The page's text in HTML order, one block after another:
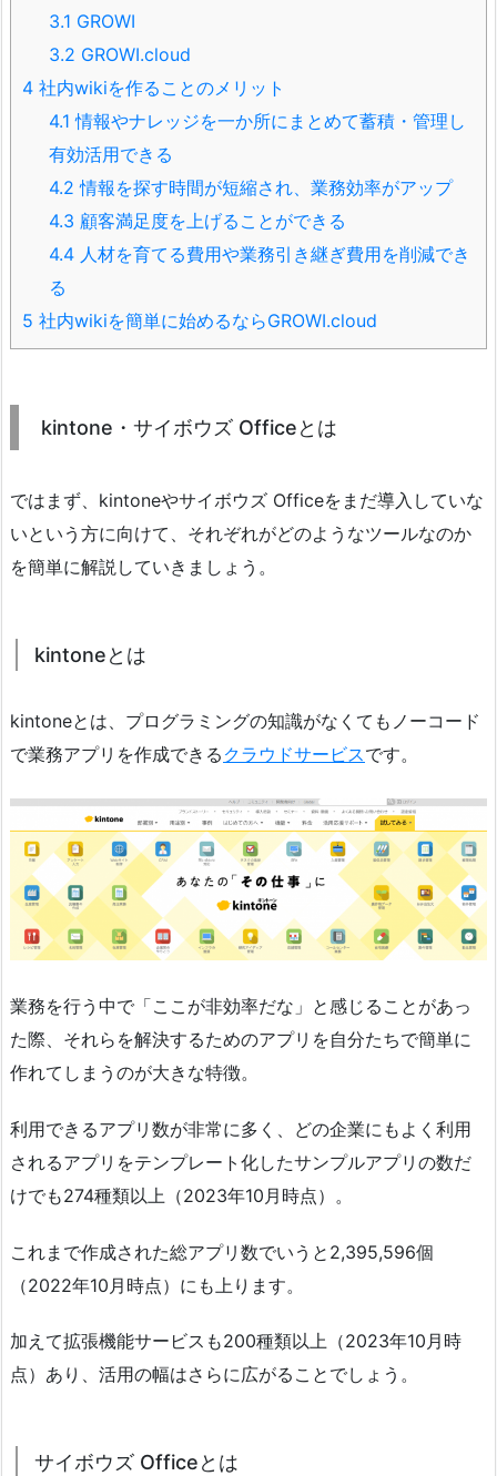
3.1 GROWI
3.2 GROWI.cloud
4 社内wikiを作ることのメリット
4.1 情報やナレッジを一か所にまとめて蓄積・管理し
有効活用できる
4.2 情報を探す時間が短縮され、業務効率がアップ
4.3 顧客満足度を上げることができる
4.4 人材を育てる費用や業務引き継ぎ費用を削減でき
る
5 社内wikiを簡単に始めるならGROWI.cloud
kintone・サイボウズ Officeとは
ではまず、kintoneやサイボウズ Officeをまだ導入していな
いという方に向けて、それぞれがどのようなツールなのか
を簡単に解説していきましょう。
kintoneとは
kintoneとは、プログラミングの知識がなくてもノーコード
で業務アプリを作成できる クラウドサービスです。
業務を行う中で「ここが非効率だな」と感じることがあっ
た際、それらを解決するためのアプリを自分たちで簡単に
作れてしまうのが大きな特徴。
利用できるアプリ数が非常に多く、どの企業にもよく利用
されるアプリをテンプレート化したサンプルアプリの数だ
けでも274種類以上（2023年10月時点）。
これまで作成された総アプリ数でいうと2,395,596個
（2022年10月時点）にも上ります。
加えて拡張機能サービスも200種類以上（2023年10月時
点）あり、活用の幅はさらに広がることでしょう。
サイボウズ Officeとは